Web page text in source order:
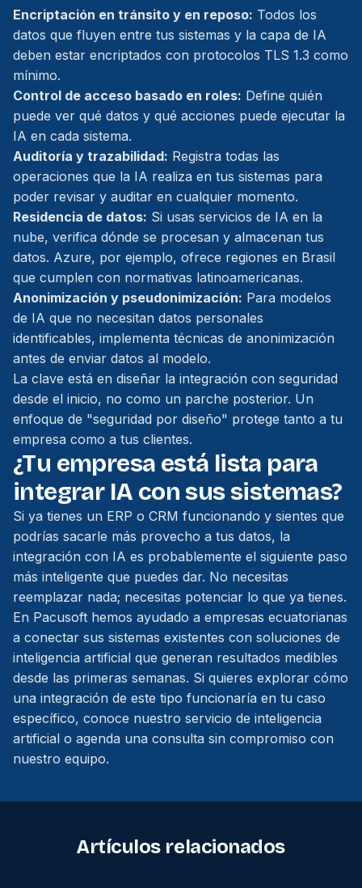
Encriptación en tránsito y en reposo: Todos los
datos que fluyen entre tus sistemas y la capa de IA
deben estar encriptados con protocolos TLS 1.3 como
mínimo.
Control de acceso basado en roles: Define quién
puede ver qué datos y qué acciones puede ejecutar la
IA en cada sistema.
Auditoría y trazabilidad: Registra todas las
operaciones que la IA realiza en tus sistemas para
poder revisar y auditar en cualquier momento.
Residencia de datos: Si usas servicios de IA en la
nube, verifica dónde se procesan y almacenan tus
datos. Azure, por ejemplo, ofrece regiones en Brasil
que cumplen con normativas latinoamericanas.
Anonimización y pseudonimización: Para modelos
de IA que no necesitan datos personales
identificables, implementa técnicas de anonimización
antes de enviar datos al modelo.
La clave está en diseñar la integración con seguridad
desde el inicio, no como un parche posterior. Un
enfoque de "seguridad por diseño" protege tanto a tu
empresa como a tus clientes.
¿Tu empresa está lista para
integrar IA con sus sistemas?
Si ya tienes un ERP o CRM funcionando y sientes que
podrías sacarle más provecho a tus datos, la
integración con IA es probablemente el siguiente paso
más inteligente que puedes dar. No necesitas
reemplazar nada; necesitas potenciar lo que ya tienes.
En Pacusoft hemos ayudado a empresas ecuatorianas
a conectar sus sistemas existentes con soluciones de
inteligencia artificial que generan resultados medibles
desde las primeras semanas. Si quieres explorar cómo
una integración de este tipo funcionaría en tu caso
específico, conoce nuestro servicio de inteligencia
artificial o agenda una consulta sin compromiso con
nuestro equipo.
Artículos relacionados